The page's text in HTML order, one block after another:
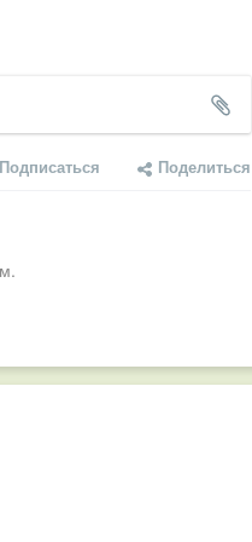
Подписаться Поделиться